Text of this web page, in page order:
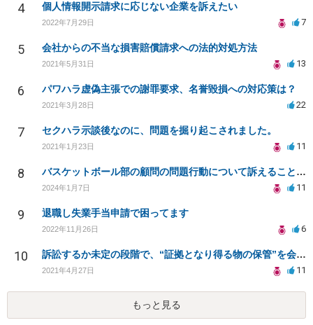
4 個人情報開示請求に応じない企業を訴えたい
2022年7月29日 7
5 会社からの不当な損害賠償請求への法的対処方法
2021年5月31日 13
6 パワハラ虚偽主張での謝罪要求、名誉毀損への対応策は？
2021年3月28日 22
7 セクハラ示談後なのに、問題を掘り起こされました。
2021年1月23日 11
8 バスケットボール部の顧問の問題行動について訴えることは可能でしょうか？
2024年1月7日 11
9 退職し失業手当申請で困ってます
2022年11月26日 6
10 訴訟するか未定の段階で、“証拠となり得る物の保管”を会社に応じてもらえる方法は在りますか?
2021年4月27日 11
もっと見る